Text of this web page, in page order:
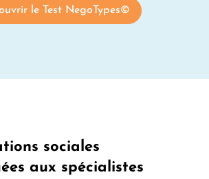
le Test NegoTypes©
sociales
aux spécialistes